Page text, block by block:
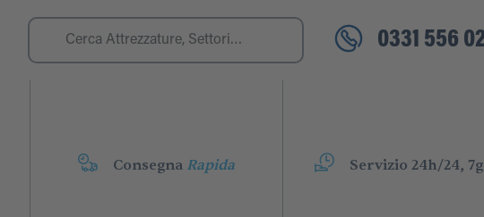
0331 556
Consegna Rapida Servizio 24h/24,